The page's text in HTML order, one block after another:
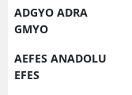
ADGYO ADRA
GMYO
AEFES ANADOLU
EFES